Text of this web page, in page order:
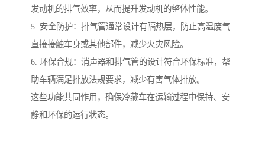
发动机的排气效率，从而提升发动机的整体性能。
5. 安全防护：排气管通常设计有隔热层，防止高温废气
直接接触车身或其他部件，减少火灾风险。
6. 环保合规：消声器和排气管的设计符合环保标准，帮
助车辆满足排放法规要求，减少有害气体排放。
这些功能共同作用，确保冷藏车在运输过程中保持、安
静和环保的运行状态。